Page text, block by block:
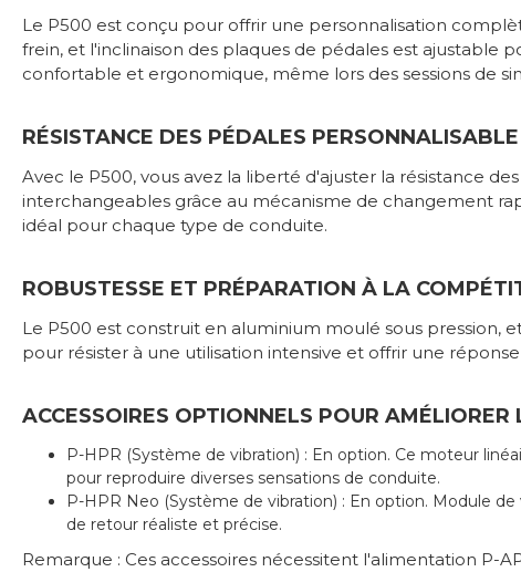
Le P500 est conçu pour offrir une personnalisation
frein, et l'inclinaison des plaques de pédales est ajustable
confortable et ergonomique, même lors des sessions de
RÉSISTANCE DES PÉDALES PERSONNALISABLE
Avec le P500, vous avez la liberté d'ajuster la résistance
interchangeables grâce au mécanisme de changement
idéal pour chaque type de conduite.
ROBUSTESSE ET PRÉPARATION À LA
Le P500 est construit en aluminium moulé sous pression,
pour résister à une utilisation intensive et offrir une
ACCESSOIRES OPTIONNELS POUR AMÉLIORER
P-HPR (Système de vibration) : En option. Ce moteur
pour reproduire diverses sensations de conduite.
P-HPR Neo (Système de vibration) : En option. Module
de retour réaliste et précise.
Remarque : Ces accessoires nécessitent l'alimentation P-